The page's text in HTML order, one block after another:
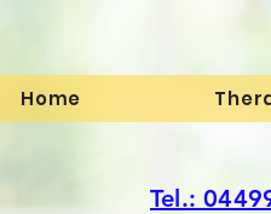
Home
Tel.: